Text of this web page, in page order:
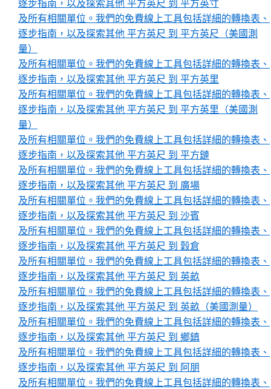
逐步指南，以及探索其他 平方英尺 到 平方英寸
及所有相關單位。我們的免費線上工具包括詳細的轉換表、
逐步指南，以及探索其他 平方英尺 到 平方英尺（美國測
量）
及所有相關單位。我們的免費線上工具包括詳細的轉換表、
逐步指南，以及探索其他 平方英尺 到 平方英里
及所有相關單位。我們的免費線上工具包括詳細的轉換表、
逐步指南，以及探索其他 平方英尺 到 平方英里（美國測
量）
及所有相關單位。我們的免費線上工具包括詳細的轉換表、
逐步指南，以及探索其他 平方英尺 到 平方鏈
及所有相關單位。我們的免費線上工具包括詳細的轉換表、
逐步指南，以及探索其他 平方英尺 到 廣場
及所有相關單位。我們的免費線上工具包括詳細的轉換表、
逐步指南，以及探索其他 平方英尺 到 沙賓
及所有相關單位。我們的免費線上工具包括詳細的轉換表、
逐步指南，以及探索其他 平方英尺 到 穀倉
及所有相關單位。我們的免費線上工具包括詳細的轉換表、
逐步指南，以及探索其他 平方英尺 到 英畝
及所有相關單位。我們的免費線上工具包括詳細的轉換表、
逐步指南，以及探索其他 平方英尺 到 英畝（美國測量）
及所有相關單位。我們的免費線上工具包括詳細的轉換表、
逐步指南，以及探索其他 平方英尺 到 鄉鎮
及所有相關單位。我們的免費線上工具包括詳細的轉換表、
逐步指南，以及探索其他 平方英尺 到 阿朋
及所有相關單位。我們的免費線上工具包括詳細的轉換表、